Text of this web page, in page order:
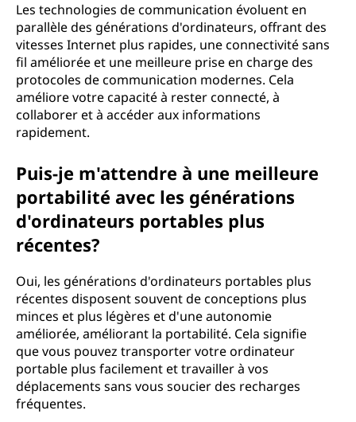
Les technologies de communication évoluent en
parallèle des générations d'ordinateurs, offrant des
vitesses Internet plus rapides, une connectivité sans
fil améliorée et une meilleure prise en charge des
protocoles de communication modernes. Cela
améliore votre capacité à rester connecté, à
collaborer et à accéder aux informations
rapidement.
Puis-je m'attendre à une meilleure
portabilité avec les générations
d'ordinateurs portables plus
récentes?
Oui, les générations d'ordinateurs portables plus
récentes disposent souvent de conceptions plus
minces et plus légères et d'une autonomie
améliorée, améliorant la portabilité. Cela signifie
que vous pouvez transporter votre ordinateur
portable plus facilement et travailler à vos
déplacements sans vous soucier des recharges
fréquentes.